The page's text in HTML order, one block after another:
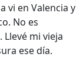
vi en Valencia y
No es
Llevé mi vieja
ese día.